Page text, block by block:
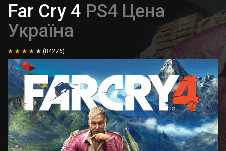
Far Cry 4 PS4 Цена
Україна
(84276)